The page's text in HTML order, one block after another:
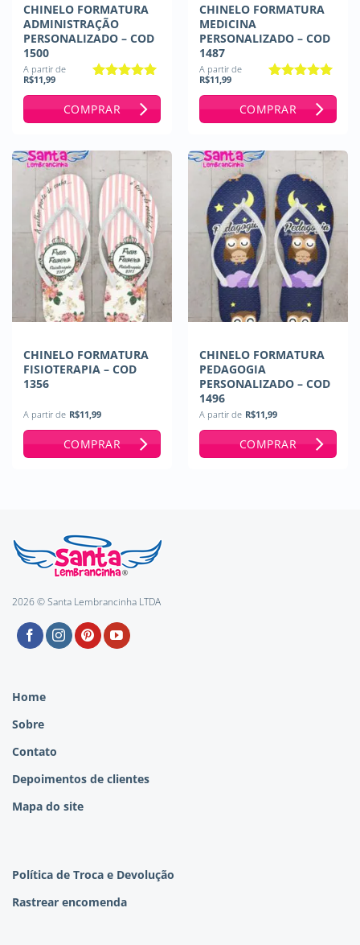
CHINELO FORMATURA
ADMINISTRAÇÃO
PERSONALIZADO – COD
1500
A partir de
R$11,99
COMPRAR
CHINELO FORMATURA
MEDICINA
PERSONALIZADO – COD
1487
A partir de
R$11,99
COMPRAR
CHINELO FORMATURA
FISIOTERAPIA – COD
1356
A partir de R$11,99
COMPRAR
CHINELO FORMATURA
PEDAGOGIA
PERSONALIZADO – COD
1496
A partir de R$11,99
COMPRAR
2026 © Santa Lembrancinha LTDA
Home
Sobre
Contato
Depoimentos de clientes
Mapa do site
Política de Troca e Devolução
Rastrear encomenda